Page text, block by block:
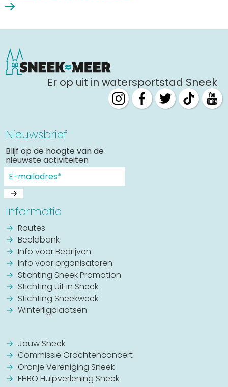
Er op uit in watersportstad Sneek
Nieuwsbrief
Blijf op de hoogte van de
nieuwste activiteiten
Informatie
Routes
Beeldbank
Info voor Bedrijven
Info voor organisatoren
Stichting Sneek Promotion
Stichting Uit in Sneek
Stichting Sneekweek
Winterligplaatsen
Jouw Sneek
Commissie Grachtenconcert
Oranje Vereniging Sneek
EHBO Hulpverlening Sneek